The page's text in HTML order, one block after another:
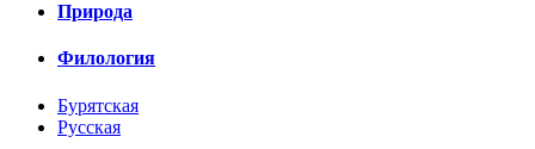
Природа
Филология
Бурятская
Русская